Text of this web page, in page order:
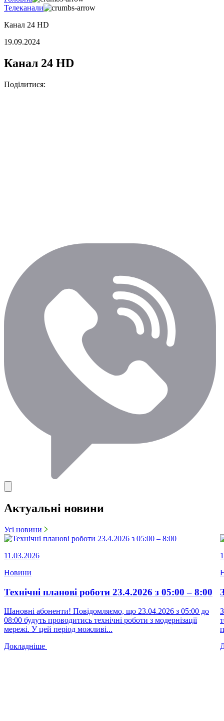
Телеканали
Канал 24 HD
19.09.2024
Канал 24 HD
Поділитися:
Актуальні новини
Усі новини
11.03.2026
Новини
Технічні планові роботи 23.4.2026 з 05:00 – 8:00
Шановні абоненти! Повідомляємо, що 23.04.2026 з 05:00 до
08:00 будуть проводитись технічні роботи з модернізації
мережі. У цей період можливі...
Докладніше